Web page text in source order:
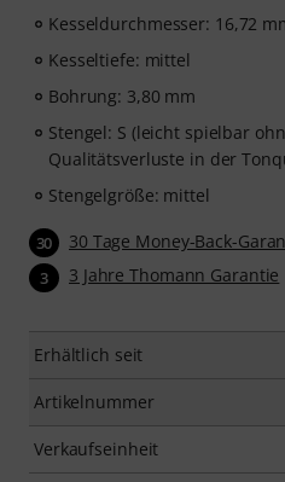
Kesseldurchmesser: 16,72
Kesseltiefe: mittel
Bohrung: 3,80 mm
Stengel: S (leicht spielbar
Qualitätsverluste in der
Stengelgröße: mittel
30 30 Tage Money-Back-
3 3 Jahre Thomann Garantie
Erhältlich seit
Artikelnummer
Verkaufseinheit